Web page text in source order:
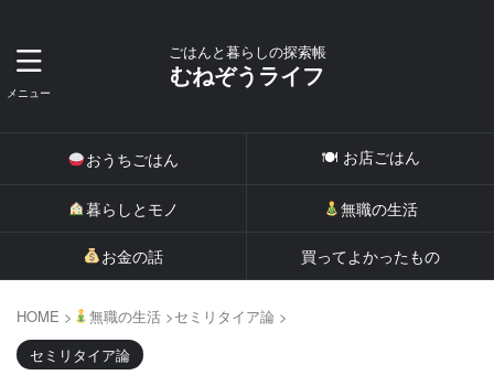
ごはんと暮らしの探索帳
むねぞうライフ
おうちごはん 🍽 お店ごはん
暮らしとモノ 無職の生活
お金の話 買ってよかったもの
HOME > 無職の生活 >セミリタイア論 >
セミリタイア論